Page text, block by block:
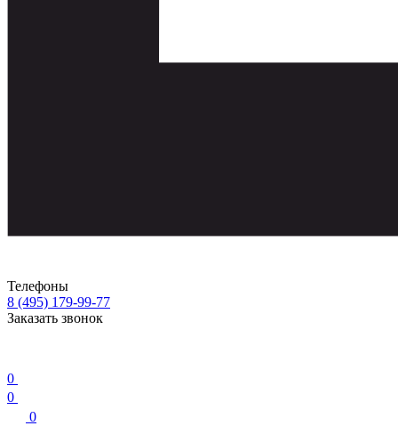
Телефоны
8 (495) 179-99-77
Заказать звонок
0
0
0